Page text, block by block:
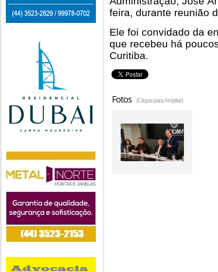
feira, durante reunião
Ele foi convidado da
que recebeu há
Curitiba.
Fotos (Clique para Ampliar)